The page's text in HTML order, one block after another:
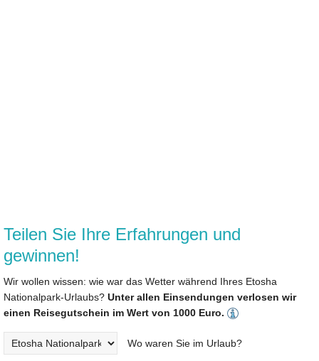
Teilen Sie Ihre Erfahrungen und
gewinnen!
Wir wollen wissen: wie war das Wetter während Ihres Etosha
Nationalpark-Urlaubs? Unter allen Einsendungen verlosen wir
einen Reisegutschein im Wert von 1000 Euro.
Wo waren Sie im Urlaub?